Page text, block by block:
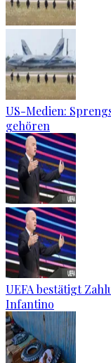
US-Medien:
gehören
UEFA bestätigt
Infantino